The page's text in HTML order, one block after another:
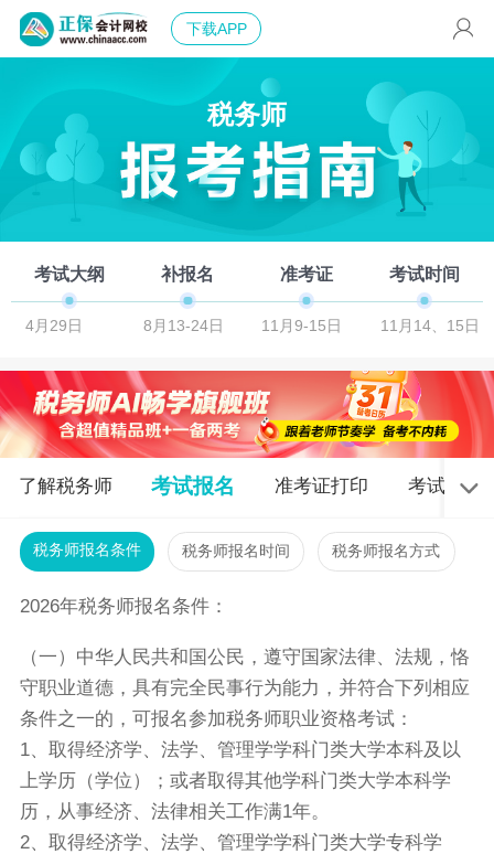
下载APP
税务师
考试大纲
4月29日
补报名
8月13-24日
准考证
11月9-15日
考试时间
11月14、15日
了解税务师 考试报名 准考证打印 考试安排
税务师报名条件 税务师报名时间 税务师报名方式
2026年税务师报名条件：
（一）中华人民共和国公民，遵守国家法律、法规，恪
守职业道德，具有完全民事行为能力，并符合下列相应
条件之一的，可报名参加税务师职业资格考试：
1、取得经济学、法学、管理学学科门类大学本科及以
上学历（学位）；或者取得其他学科门类大学本科学
历，从事经济、法律相关工作满1年。
2、取得经济学、法学、管理学学科门类大学专科学